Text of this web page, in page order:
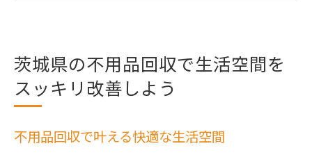
効率的な不用品回収のためのステップ
不用品回収が簡単に！茨城県での相談サービス
相談サービスを活用して不用品を賢く処分
茨城県の不用品回収で生活空間を
スッキリ改善しよう
不用品回収で叶える快適な生活空間